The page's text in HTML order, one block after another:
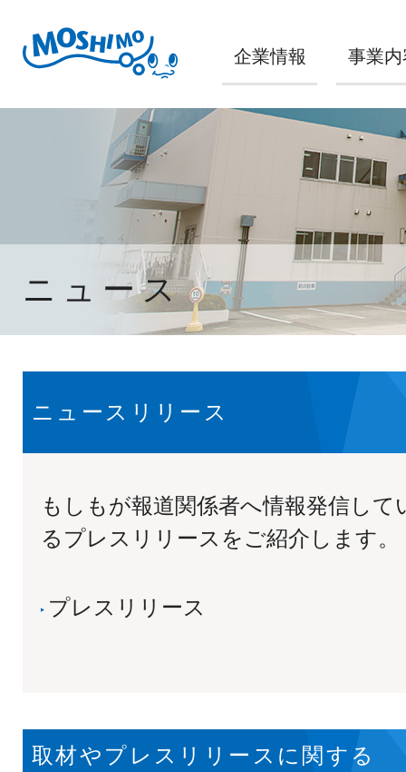
企業情報 事業内
ニュース
ニュースリリース
もしもが報道関係者へ情報発信して
るプレスリリースをご紹介します。
プレスリリース
取材やプレスリリースに関する